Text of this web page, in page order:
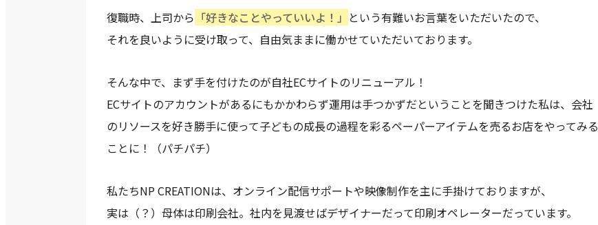
復職時、上司から 「好きなことやっていいよ！」 という有難いお言葉をいただいたので、
それを良いように受け取って、自由気ままに働かせていただいております。
そんな中で、まず手を付けたのが自社ECサイトのリニューアル！
ECサイトのアカウントがあるにもかかわらず運用は手つかずだということを聞きつけた私は、会社
のリソースを好き勝手に使って子どもの成長の過程を彩るペーパーアイテムを売るお店をやってみる
ことに！（パチパチ）
私たちNP CREATIONは、オンライン配信サポートや映像制作を主に手掛けておりますが、
実は（？）母体は印刷会社。社内を見渡せばデザイナーだって印刷オペレーターだっています。